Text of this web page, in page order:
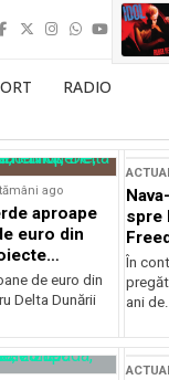
RADIO
ago
aproape
euro din
de euro din
Delta Dunării
spre
În
ani